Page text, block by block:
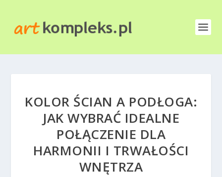
KOLOR ŚCIAN A PODŁOGA:
JAK WYBRAĆ IDEALNE
POŁĄCZENIE DLA
HARMONII I TRWAŁOŚCI
WNĘTRZA